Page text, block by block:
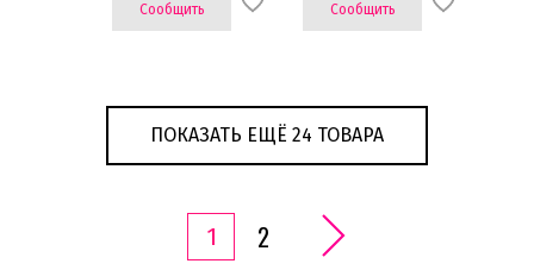
Сообщить
Сообщить
ПОКАЗАТЬ ЕЩЁ 24 ТОВАРА
1 2